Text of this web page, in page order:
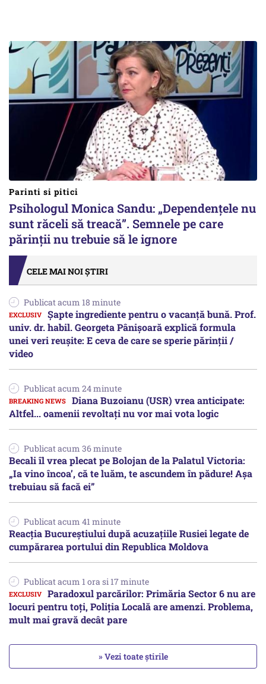
Parinti si pitici
Psihologul Monica Sandu: „Dependențele nu
sunt răceli să treacă”. Semnele pe care
părinții nu trebuie să le ignore
CELE MAI NOI ȘTIRI
Publicat acum 18 minute
Șapte ingrediente pentru o vacanță bună. Prof.
univ. dr. habil. Georgeta Pânișoară explică formula
unei veri reușite: E ceva de care se sperie părinții /
video
Publicat acum 24 minute
Diana Buzoianu (USR) vrea anticipate:
Altfel... oamenii revoltați nu vor mai vota logic
Publicat acum 36 minute
Becali îl vrea plecat pe Bolojan de la Palatul Victoria:
„Ia vino încoa’, că te luăm, te ascundem în pădure! Așa
trebuiau să facă ei”
Publicat acum 41 minute
Reacția Bucureștiului după acuzațiile Rusiei legate de
cumpărarea portului din Republica Moldova
Publicat acum 1 ora si 17 minute
Paradoxul parcărilor: Primăria Sector 6 nu are
locuri pentru toți, Poliția Locală are amenzi. Problema,
mult mai gravă decât pare
» Vezi toate știrile